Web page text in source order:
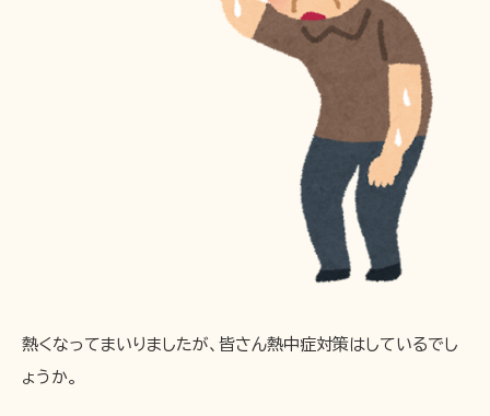
熱くなってまいりましたが、皆さん熱中症対策はしているでし
ょうか。